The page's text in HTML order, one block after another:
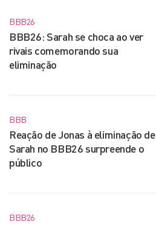
BBB26
BBB26: Sarah se choca ao ver
rivais comemorando sua
eliminação
BBB
Reação de Jonas à eliminação de
Sarah no BBB26 surpreende o
público
BBB26